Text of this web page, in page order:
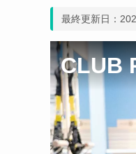
最終更新日：
CLUB